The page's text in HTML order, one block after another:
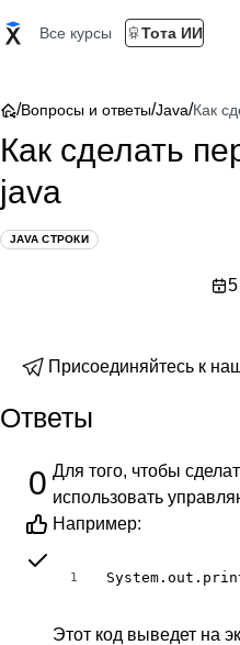
Все курсы Тота ИИ
/Вопросы и ответы/Java/Как
Как сделать
java
JAVA СТРОКИ
5
Присоединяйтесь к
Ответы
0 Для того, чтобы
использовать
Например:
1
Этот код выведет на